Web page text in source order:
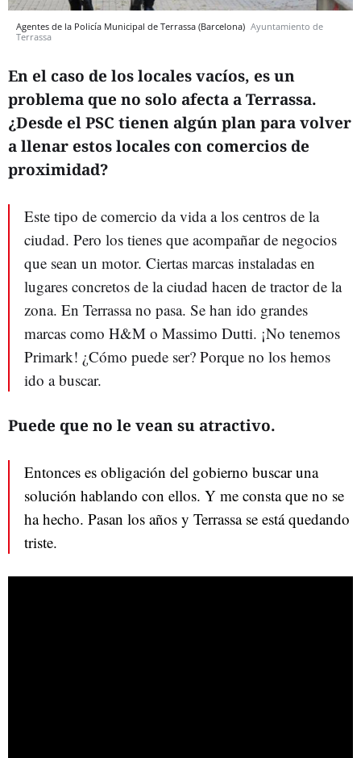
Agentes de la Policía Municipal de Terrassa (Barcelona) Ayuntamiento de
Terrassa
En el caso de los locales vacíos, es un
problema que no solo afecta a Terrassa.
¿Desde el PSC tienen algún plan para volver
a llenar estos locales con comercios de
proximidad?
Este tipo de comercio da vida a los centros de la
ciudad. Pero los tienes que acompañar de negocios
que sean un motor. Ciertas marcas instaladas en
lugares concretos de la ciudad hacen de tractor de la
zona. En Terrassa no pasa. Se han ido grandes
marcas como H&M o Massimo Dutti. ¡No tenemos
Primark! ¿Cómo puede ser? Porque no los hemos
ido a buscar.
Puede que no le vean su atractivo.
Entonces es obligación del gobierno buscar una
solución hablando con ellos. Y me consta que no se
ha hecho. Pasan los años y Terrassa se está quedando
triste.